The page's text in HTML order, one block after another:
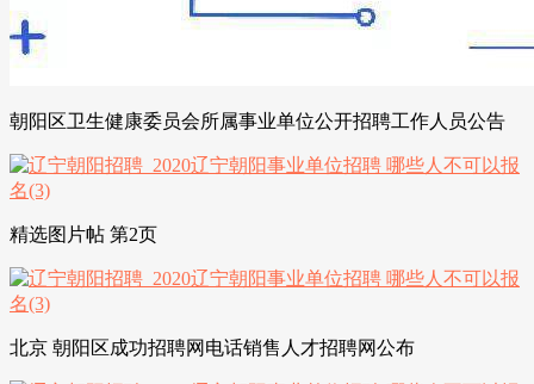
朝阳区卫生健康委员会所属事业单位公开招聘工作人员公告
精选图片帖 第2页
北京 朝阳区成功招聘网电话销售人才招聘网公布